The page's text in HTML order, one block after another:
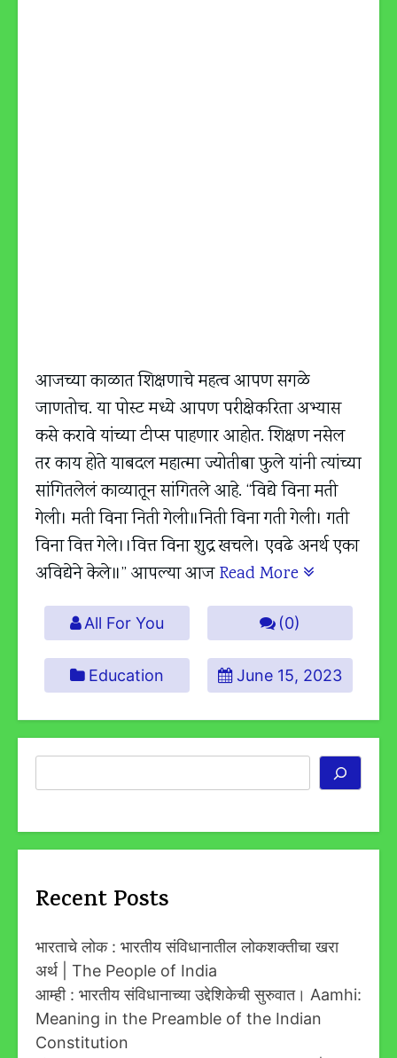
आजच्या काळात शिक्षणाचे महत्व आपण सगळे
जाणतोच. या पोस्ट मध्ये आपण परीक्षेकरिता अभ्यास
कसे करावे यांच्या टीप्स पाहणार आहोत. शिक्षण नसेल
तर काय होते याबदल महात्मा ज्योतीबा फुले यांनी त्यांच्या
सांगितलेलं काव्यातून सांगितले आहे. “विद्ये विना मती
गेली। मती विना निती गेली॥निती विना गती गेली। गती
विना वित्त गेले।।वित्त विना शुद्र खचले। एवढे अनर्थ एका
अविद्येने केले॥” आपल्या आज Read More
All For You (0)
Education June 15, 2023
Recent Posts
भारताचे लोक : भारतीय संविधानातील लोकशक्तीचा खरा
अर्थ | The People of India
आम्ही : भारतीय संविधानाच्या उद्देशिकेची सुरुवात। Aamhi:
Meaning in the Preamble of the Indian
Constitution